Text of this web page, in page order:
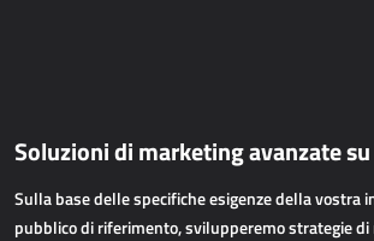
APPLICAZIONI WEB
AllForEcommerce
Soluzioni di marketing avanzate
Sulla base delle specifiche esigenze della vostra
pubblico di riferimento, svilupperemo strategie